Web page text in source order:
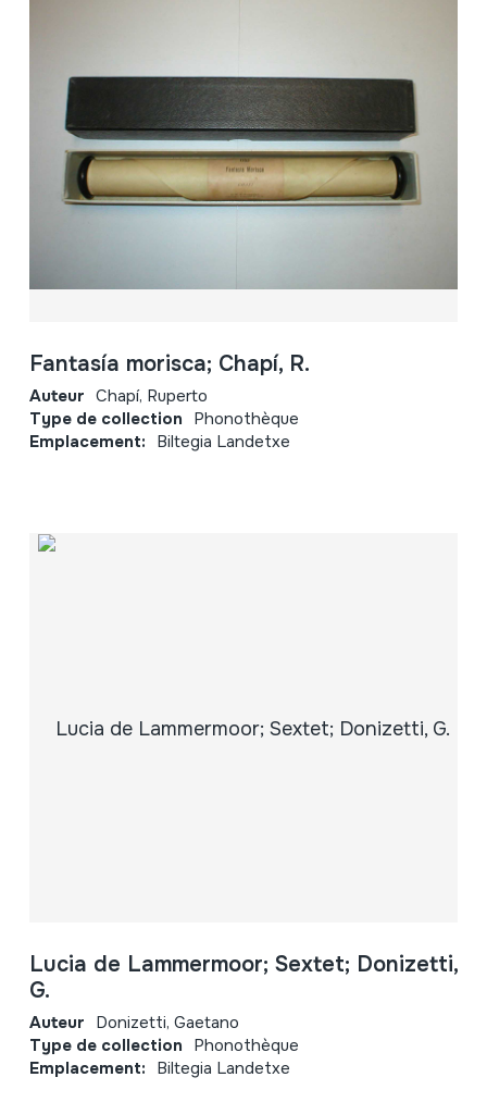
Fantasía morisca; Chapí, R.
Auteur Chapí, Ruperto
Type de collection Phonothèque
Emplacement: Biltegia Landetxe
Lucia de Lammermoor; Sextet; Donizetti,
G.
Auteur Donizetti, Gaetano
Type de collection Phonothèque
Emplacement: Biltegia Landetxe